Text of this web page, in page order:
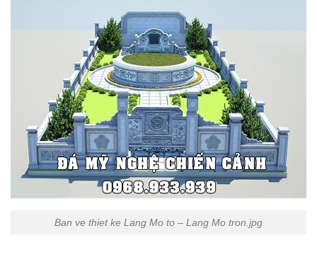
Ban ve thiet ke Lang Mo to – Lang Mo tron.jpg